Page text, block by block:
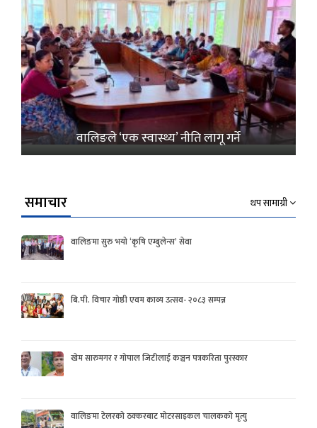
वालिङले ‘एक स्वास्थ्य’ नीति लागू गर्ने
समाचार थप सामाग्री
वालिङमा सुरु भयो ‘कृषि एम्बुलेन्स’ सेवा
बि.पी. विचार गोष्ठी एवम काव्य उत्सव- २०८३ सम्पन्न
खेम सारुमगर र गोपाल जिटीलाई कञ्चन पत्रकरिता पुरस्कार
वालिङमा टेलरको ठक्करबाट मोटरसाइकल चालकको मृत्यु